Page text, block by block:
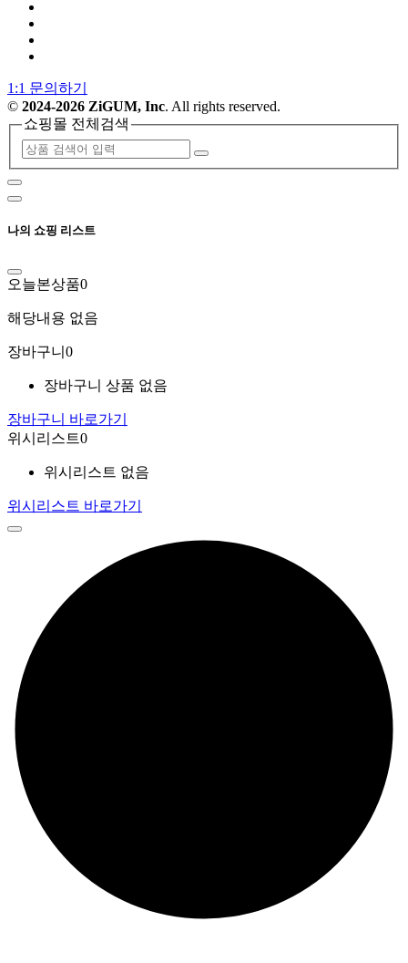
1:1 문의하기
© 2024-2026 ZiGUM, Inc. All rights reserved.
쇼핑몰 전체검색
나의 쇼핑 리스트
오늘본상품0
해당내용 없음
장바구니 0
장바구니 상품 없음
장바구니 바로가기
위시리스트0
위시리스트 없음
위시리스트 바로가기